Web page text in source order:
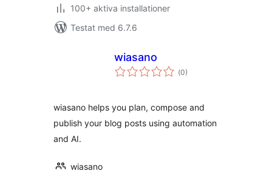
100+ aktiva installationer
Testat med 6.7.6
wiasano
(Totalt
antal
0)
wiasano helps you plan, compose and
publish your blog posts using automation
and AI.
wiasano